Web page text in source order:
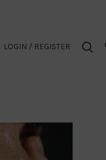
LOGIN / REGISTER